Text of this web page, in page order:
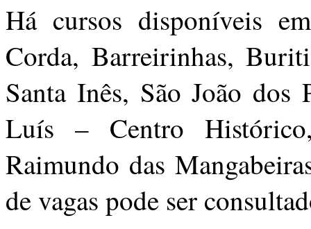
Há cursos disponíveis
Corda, Barreirinhas,
Santa Inês, São João dos
Luís – Centro
Raimundo das
de vagas pode ser